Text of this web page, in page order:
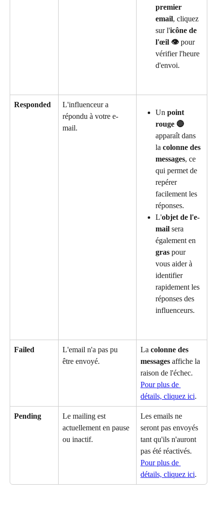
premier
email, cliquez
sur l'icône de
l'œil 👁️ pour
vérifier l'heure
d'envoi.
Responded
L'influenceur a
répondu à votre e-
mail.
Un point
rouge 🔴
apparaît dans
la colonne des
messages, ce
qui permet de
repérer
facilement les
réponses.
L'objet de l'e-
mail sera
également en
gras pour
vous aider à
identifier
rapidement les
réponses des
influenceurs.
Failed
L'email n'a pas pu
être envoyé.
La colonne des
messages affiche la
raison de l'échec.
Pour plus de
détails, cliquez ici.
Pending
Le mailing est
actuellement en pause
ou inactif.
Les emails ne
seront pas envoyés
tant qu'ils n'auront
pas été réactivés.
Pour plus de
détails, cliquez ici.